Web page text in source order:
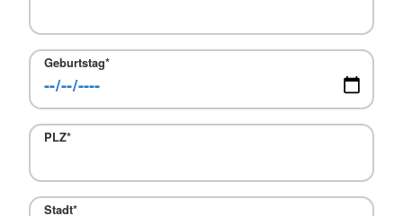
Geburtstag*
PLZ*
Stadt*